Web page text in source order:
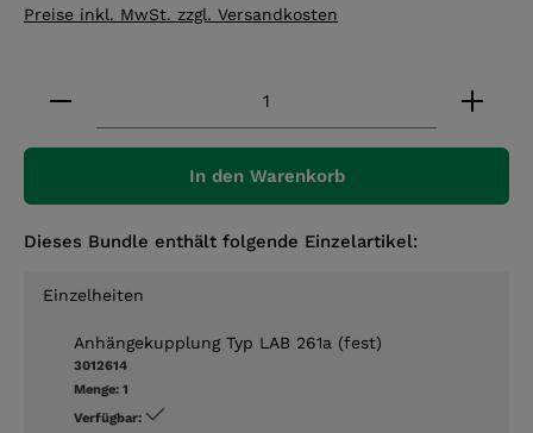
Preise inkl. MwSt. zzgl. Versandkosten
Produkt Anzahl: Gib den gewünschten Wert
In den Warenkorb
Dieses Bundle enthält folgende Einzelartikel:
Einzelheiten
Anhängekupplung Typ LAB 261a (fest)
3012614
Menge: 1
Verfügbar: